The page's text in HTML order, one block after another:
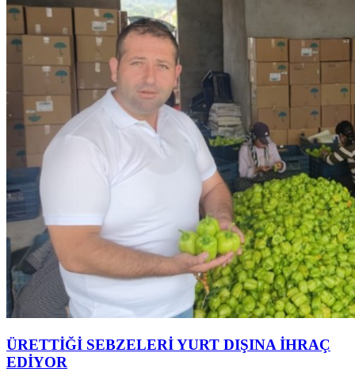
ÜRETTİĞİ SEBZELERİ YURT DIŞINA İHRAÇ
EDİYOR